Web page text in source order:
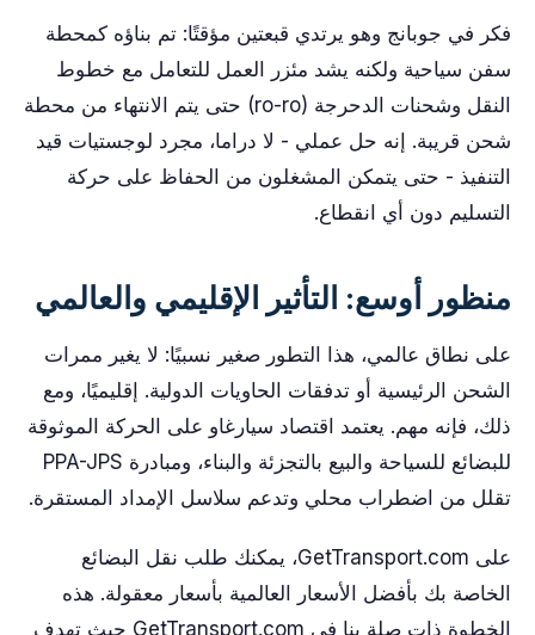
فكر في جوبانج وهو يرتدي قبعتين مؤقتًا: تم بناؤه كمحطة
سفن سياحية ولكنه يشد مئزر العمل للتعامل مع خطوط
النقل وشحنات الدحرجة (ro-ro) حتى يتم الانتهاء من محطة
شحن قريبة. إنه حل عملي - لا دراما، مجرد لوجستيات قيد
التنفيذ - حتى يتمكن المشغلون من الحفاظ على حركة
التسليم دون أي انقطاع.
منظور أوسع: التأثير الإقليمي والعالمي
على نطاق عالمي، هذا التطور صغير نسبيًا: لا يغير ممرات
الشحن الرئيسية أو تدفقات الحاويات الدولية. إقليميًا، ومع
ذلك، فإنه مهم. يعتمد اقتصاد سيارغاو على الحركة الموثوقة
للبضائع للسياحة والبيع بالتجزئة والبناء، ومبادرة PPA-JPS
تقلل من اضطراب محلي وتدعم سلاسل الإمداد المستقرة.
على GetTransport.com، يمكنك طلب نقل البضائع
الخاصة بك بأفضل الأسعار العالمية بأسعار معقولة. هذه
الخطوة ذات صلة بنا في GetTransport.com حيث تهدف